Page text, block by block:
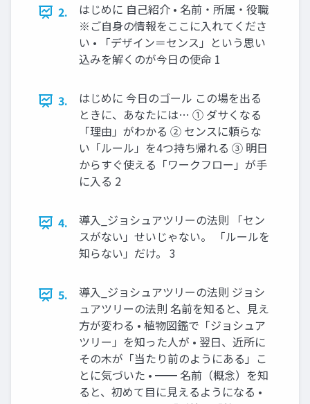
2.
はじめに 自己紹介 • 名前・所属・役職
※ご自身の情報をここに入れてくださ
い • 「デザイン＝センス」という思い
込みを解くのが今日の使命 1
3.
はじめに 今日のゴール この場を出る
ときに、あなたには… ① ダサくなる
「理由」がわかる ② センスに頼らな
い「ルール」を4つ持ち帰れる ③ 明日
からすぐ使える「ワークフロー」が手
に入る 2
4.
導入_ジョシュアツリーの法則 「セン
スがない」せいじゃない。 「ルールを
知らない」だけ。 3
5.
導入_ジョシュアツリーの法則 ジョシ
ュアツリーの法則 名前を知ると、見え
方が変わる • 植物図鑑で「ジョシュア
ツリー」を知った人が • 翌日、近所に
その木が「当たり前のようにある」こ
とに気づいた • ━━ 名前（概念）を知
ると、初めて目に見えるようになる •